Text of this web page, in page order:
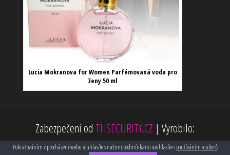
Lucia Mokranova for Women Parfémovaná voda pro
ženy 50 ml
Zabezpečení od THSECURITY.CZ | Vyrobilo:
Webdesign HARDWEB.CZ
Pokračováním v procházení webu souhlasíte s našimi podmínkami souhlasíte spoužíváním souborů